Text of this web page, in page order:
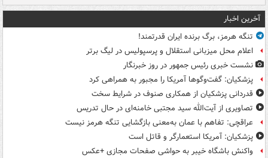
آخرین اخبار
تنگه هرمز، برگ برنده ایران قدرتمند!
اعلام محل میزبانی استقلال و پرسپولیس در لیگ برتر
نشست خبری رئیس جمهور در روز خبرنگار
پزشکیان: گفت‌وگوها آمریکا را مجبور به همراهی کرد
قدردانی پزشکیان از همکاری صنوف در شرایط سخت
تصاویری از آیت‌الله سید مجتبی خامنه‌ای در حال تدریس
عراقچی: تفاهم با عمان به‌معنی بازگشایی تنگه هرمز نیست
پزشکیان: آمریکا استعمارگر و قاتل است
واکنش باشگاه خیبر به حواشی صفحات مجازی +عکس